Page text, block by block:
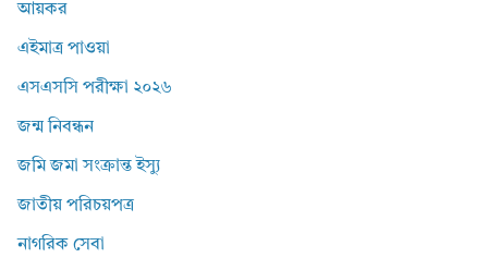
আয়কর
এইমাত্র পাওয়া
এসএসসি পরীক্ষা ২০২৬
জন্ম নিবন্ধন
জমি জমা সংক্রান্ত ইস্যু
জাতীয় পরিচয়পত্র
নাগরিক সেবা